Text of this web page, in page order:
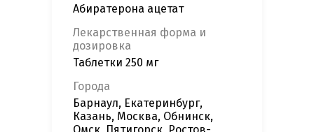
Абиратерона ацетат
Лекарственная форма и
дозировка
Таблетки 250 мг
Города
Барнаул, Екатеринбург,
Казань, Москва, Обнинск,